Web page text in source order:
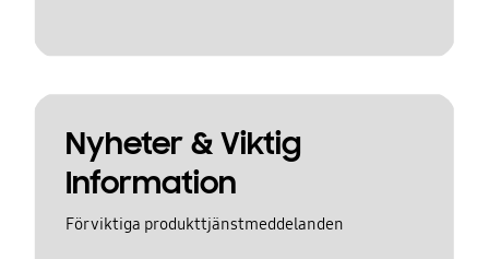
Nyheter & Viktig
Information
För viktiga produkttjänstmeddelanden